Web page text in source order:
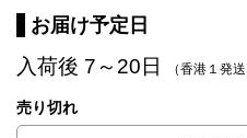
お届け予定日
入荷後 7～20日 （香港１発送
売り切れ